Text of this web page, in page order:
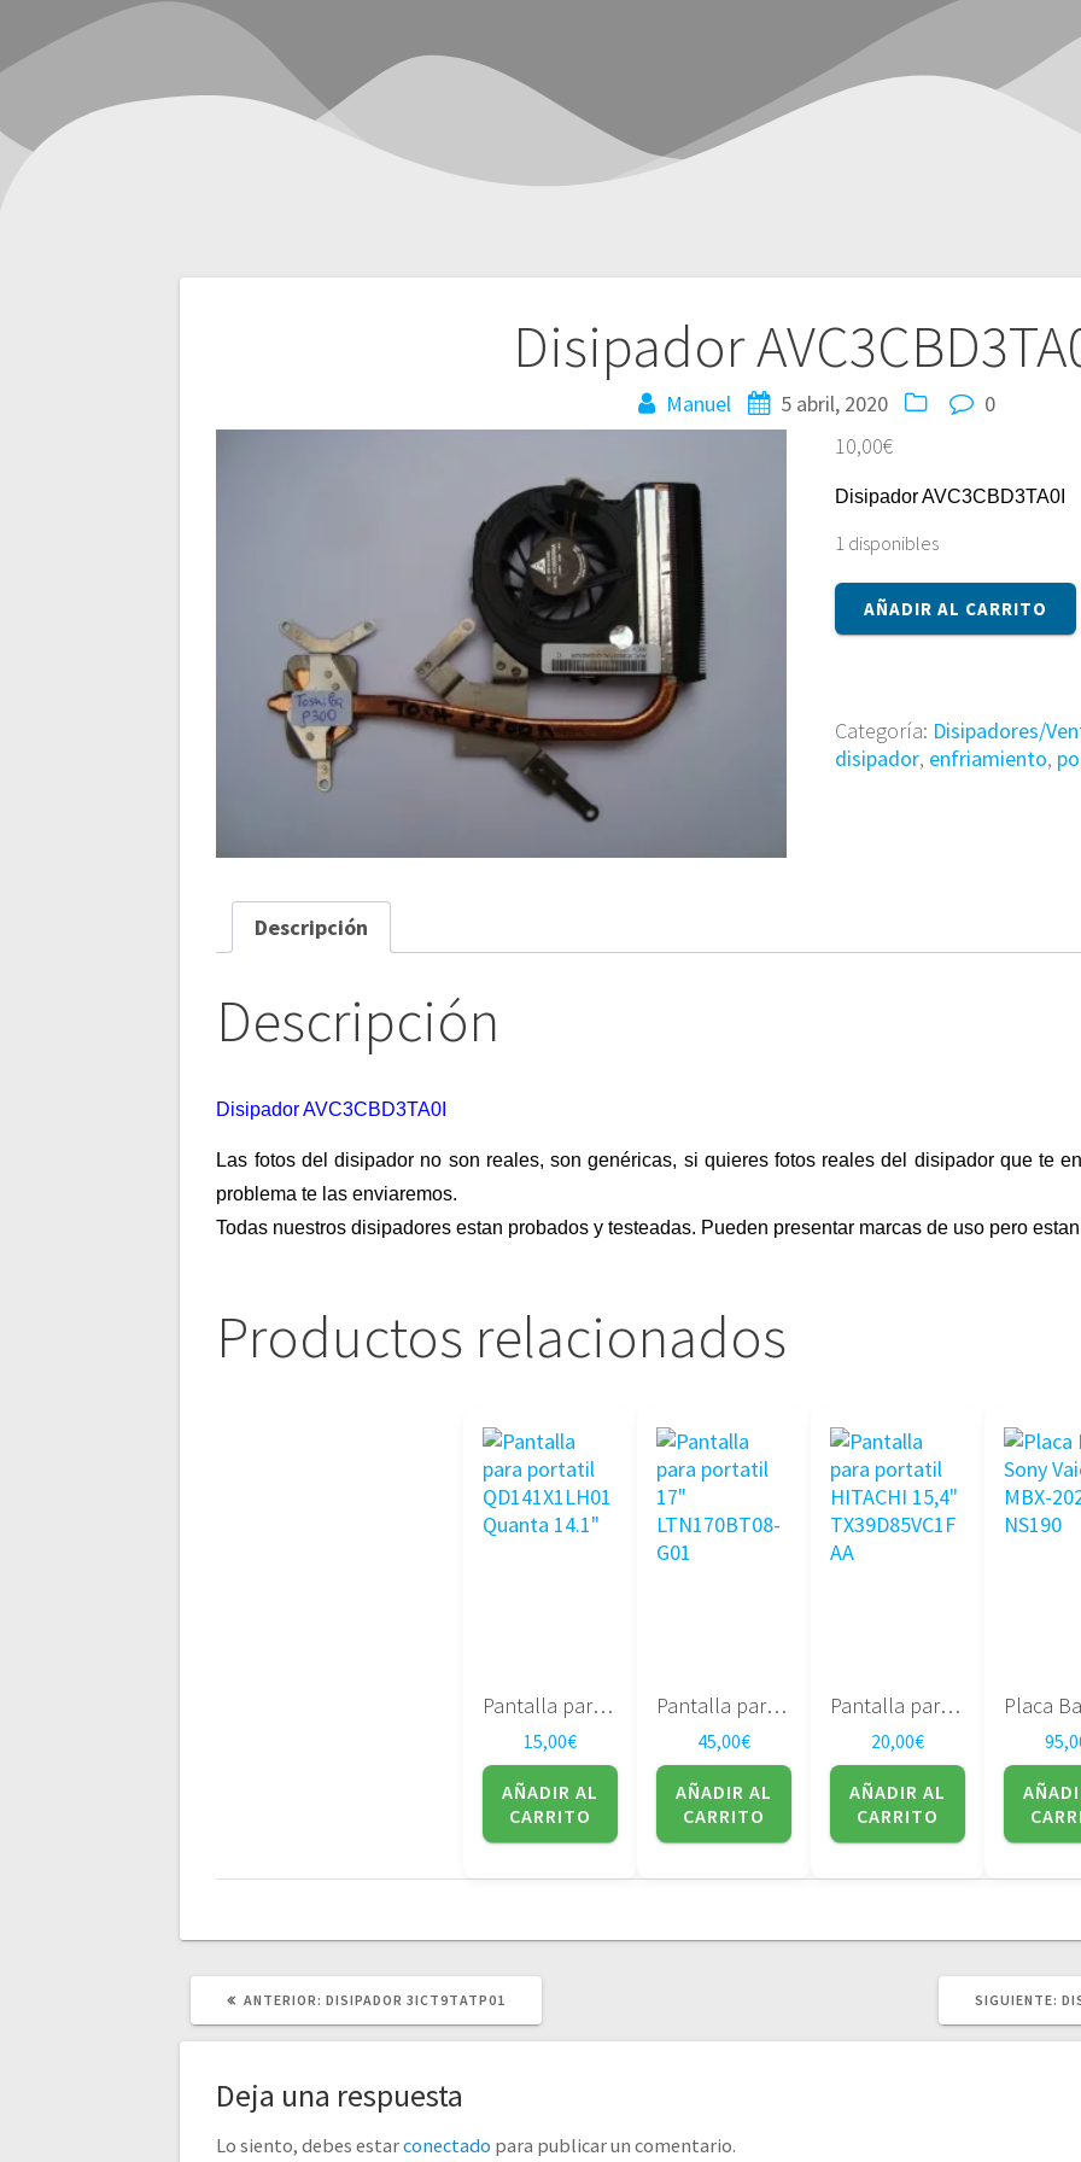
Disipador
Manuel 5 abril, 2020
0
10,00€
Disipador AVC3CBD3TA0I
1 disponibles
Disipador
AVC3CBD3TA0I
AÑADIR AL CARRITO
Categoría: Disipadores/
disipador, enfriamiento,
Descripción
Descripción
Disipador AVC3CBD3TA0I
Las fotos del disipador no son reales, son genéricas, si quieres fotos reales del disipador que te
problema te las enviaremos.
Todas nuestros disipadores estan probados y testeadas. Pueden presentar marcas de uso pero
Productos relacionados
Pantalla para portatil QD141X1LH01 Quanta 14.1″
15,00€
AÑADIR AL
CARRITO
Pantalla para portatil 17″ LTN170BT08-G01
45,00€
AÑADIR AL
CARRITO
Pantalla para portatil HITACHI 15,4″ TX39D85VC1FAA
20,00€
AÑADIR AL
CARRITO
ANTERIOR: POST
DISIPADOR 3ICT9TATP01 SIGUIENTE:
Deja una respuesta
Lo siento, debes estarconectado para publicar un comentario.